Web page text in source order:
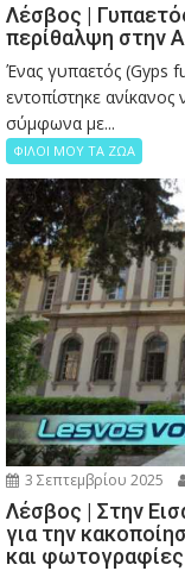
Λέσβος |
περίθαλψη στην
Ένας γυπαετός (Gyps
εντοπίστηκε
σύμφωνα με...
ΦΙΛΟΙ ΜΟΥ ΤΑ ΖΩΑ
3 Σεπτεμβρίου 2025
Λέσβος | Στην
για την
και φωτογραφίες